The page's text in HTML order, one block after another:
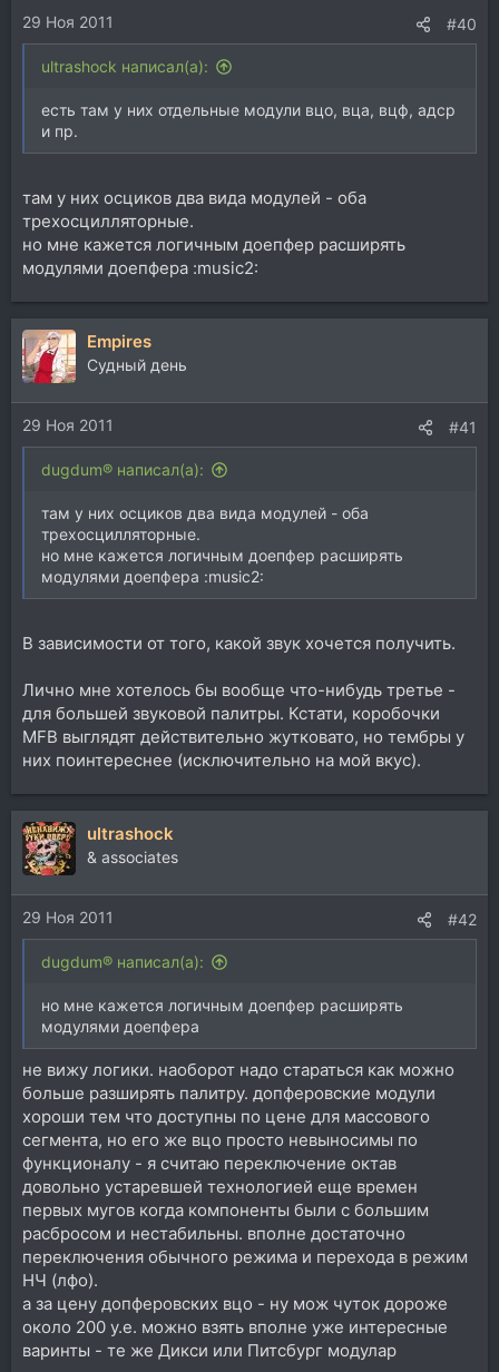
:29 Ноя 2011 #40
ultrashock написал(а):
есть там у них отдельные модули вцо, вца, вцф, адср
и пр.
там у них осциков два вида модулей - оба
трехосцилляторные.
но мне кажется логичным доепфер расширять
модулями доепфера :music2:
Empires
Судный день
29 Ноя 2011 #41
dugdum® написал(а):
там у них осциков два вида модулей - оба
трехосцилляторные.
но мне кажется логичным доепфер расширять
модулями доепфера :music2:
В зависимости от того, какой звук хочется получить.
Лично мне хотелось бы вообще что-нибудь третье -
для большей звуковой палитры. Кстати, коробочки
MFB выглядят действительно жутковато, но тембры у
них поинтереснее (исключительно на мой вкус).
ultrashock
& associates
29 Ноя 2011 #42
dugdum® написал(а):
но мне кажется логичным доепфер расширять
модулями доепфера
не вижу логики. наоборот надо стараться как можно
больше разширять палитру. допферовские модули
хороши тем что доступны по цене для массового
сегмента, но его же вцо просто невыносимы по
функционалу - я считаю переключение октав
довольно устаревшей технологией еще времен
первых мугов когда компоненты были с большим
расбросом и нестабильны. вполне достаточно
переключения обычного режима и перехода в режим
НЧ (лфо).
а за цену допферовских вцо - ну мож чуток дороже
около 200 у.е. можно взять вполне уже интересные
варинты - те же Дикси или Питсбург модулар